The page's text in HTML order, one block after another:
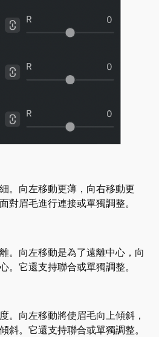
。向左移動更薄，向右移動更
對眉毛進行連接或單獨調整。
。向左移動是為了遠離中心，向
。它還支持聯合或單獨調整。
。向左移動將使眉毛向上傾斜，
斜。它還支持聯合或單獨調整。